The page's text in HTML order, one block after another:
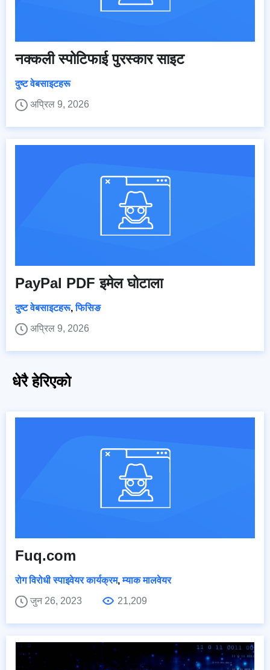
नक्कली स्पोटिफाई पुरस्कार साइट
दुष्ट वेबसाइटहरू
अप्रिल 9, 2026
PayPal PDF इमेल घोटाला
दुष्ट वेबसाइटहरू,फिसिङ
अप्रिल 9, 2026
धेरै हेरिएको
Fuq.com
रोग विरोधी स्पाइवेयर कार्यक्रम,म्याक मालवेयर
जुन 26, 2023
21,209